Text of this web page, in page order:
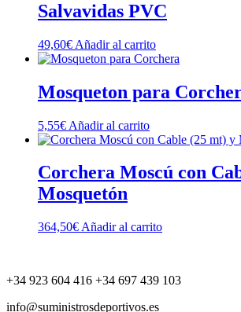
Salvavidas PVC
49,60€ Añadir al carrito
Mosqueton para
5,55€ Añadir al carrito
Corchera Moscú con
Mosquetón
364,50€ Añadir al carrito
+34 923 604 416 +34 697 439 103
info@suministrosdeportivos.es